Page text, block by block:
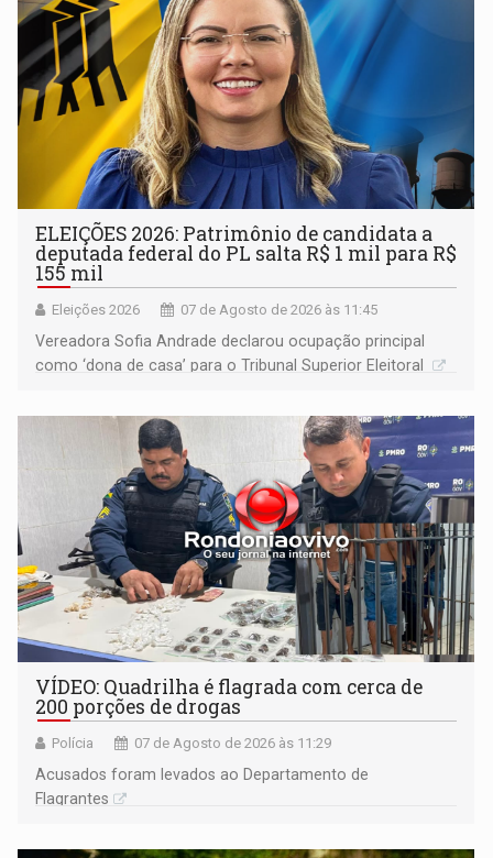
ELEIÇÕES 2026: Patrimônio de candidata a
deputada federal do PL salta R$ 1 mil para R$
155 mil
Eleições 2026 07 de Agosto de 2026 às 11:45
Vereadora Sofia Andrade declarou ocupação principal
como ‘dona de casa’ para o Tribunal Superior Eleitoral
VÍDEO: Quadrilha é flagrada com cerca de
200 porções de drogas
Polícia 07 de Agosto de 2026 às 11:29
Acusados foram levados ao Departamento de
Flagrantes